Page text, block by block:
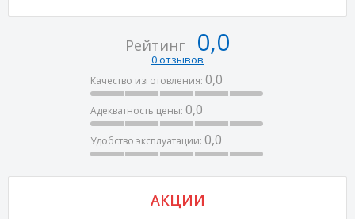
Рейтинг 0,0
0 отзывов
Качество изготовления: 0,0
Адекватность цены: 0,0
Удобство эксплуатации: 0,0
АКЦИИ